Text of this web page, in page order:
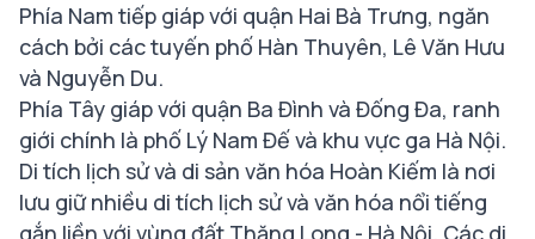
Phía Nam tiếp giáp với quận Hai Bà Trưng, ngăn
cách bởi các tuyến phố Hàn Thuyên, Lê Văn Hưu
và Nguyễn Du.
Phía Tây giáp với quận Ba Đình và Đống Đa, ranh
giới chính là phố Lý Nam Đế và khu vực ga Hà Nội.
Di tích lịch sử và di sản văn hóa Hoàn Kiếm là nơi
lưu giữ nhiều di tích lịch sử và văn hóa nổi tiếng